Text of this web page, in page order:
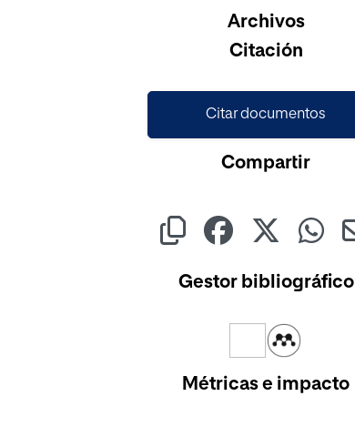
Cargando...Archivos
Citación
Citar documentos
Compartir
Gestor bibliográfico
Métricas e impacto